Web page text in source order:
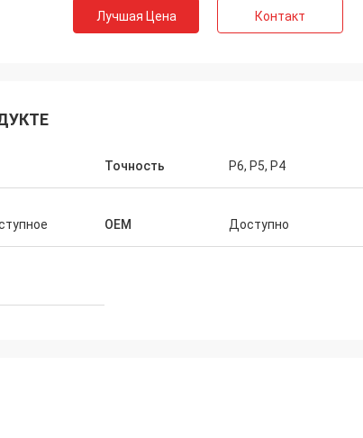
Лучшая Цена Контакт
Точность P6, P5, P4
OEM Доступно